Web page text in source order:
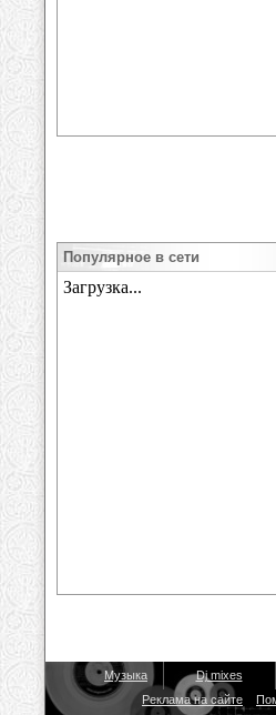
Популярное в сети
Музыка Dj mixes
Реклама на сайте